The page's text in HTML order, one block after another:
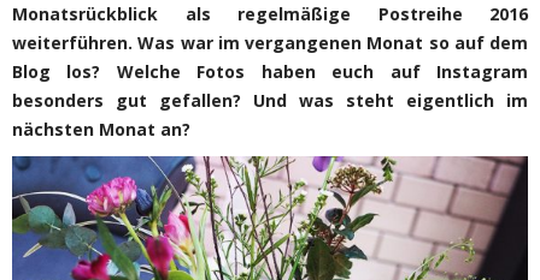
Monatsrückblick als regelmäßige Postreihe 2016
weiterführen. Was war im vergangenen Monat so auf dem
Blog los? Welche Fotos haben euch auf Instagram
besonders gut gefallen? Und was steht eigentlich im
nächsten Monat an?